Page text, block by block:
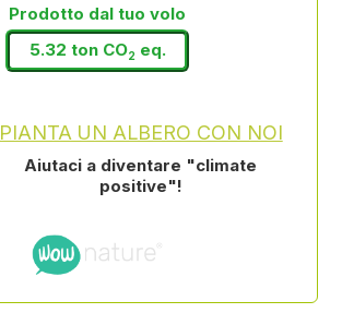
Prodotto dal tuo volo
5.32 ton CO2 eq.
PIANTA UN ALBERO CON NOI
Aiutaci a diventare "climate
positive"!